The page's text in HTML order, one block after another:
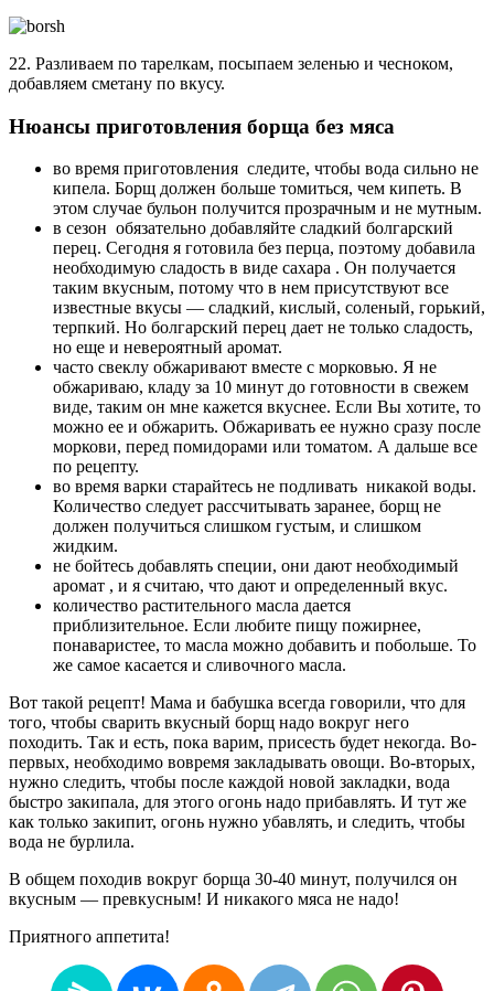
22. Разливаем по тарелкам, посыпаем зеленью и чесноком,
добавляем сметану по вкусу.
Нюансы приготовления борща без мяса
во время приготовления следите, чтобы вода сильно не
кипела. Борщ должен больше томиться, чем кипеть. В
этом случае бульон получится прозрачным и не мутным.
в сезон обязательно добавляйте сладкий болгарский
перец. Сегодня я готовила без перца, поэтому добавила
необходимую сладость в виде сахара . Он получается
таким вкусным, потому что в нем присутствуют все
известные вкусы — сладкий, кислый, соленый, горький,
терпкий. Но болгарский перец дает не только сладость,
но еще и невероятный аромат.
часто свеклу обжаривают вместе с морковью. Я не
обжариваю, кладу за 10 минут до готовности в свежем
виде, таким он мне кажется вкуснее. Если Вы хотите, то
можно ее и обжарить. Обжаривать ее нужно сразу после
моркови, перед помидорами или томатом. А дальше все
по рецепту.
во время варки старайтесь не подливать никакой воды.
Количество следует рассчитывать заранее, борщ не
должен получиться слишком густым, и слишком
жидким.
не бойтесь добавлять специи, они дают необходимый
аромат , и я считаю, что дают и определенный вкус.
количество растительного масла дается
приблизительное. Если любите пищу пожирнее,
понаваристее, то масла можно добавить и побольше. То
же самое касается и сливочного масла.
Вот такой рецепт! Мама и бабушка всегда говорили, что для
того, чтобы сварить вкусный борщ надо вокруг него
походить. Так и есть, пока варим, присесть будет некогда. Во-
первых, необходимо вовремя закладывать овощи. Во-вторых,
нужно следить, чтобы после каждой новой закладки, вода
быстро закипала, для этого огонь надо прибавлять. И тут же
как только закипит, огонь нужно убавлять, и следить, чтобы
вода не бурлила.
В общем походив вокруг борща 30-40 минут, получился он
вкусным — превкусным! И никакого мяса не надо!
Приятного аппетита!